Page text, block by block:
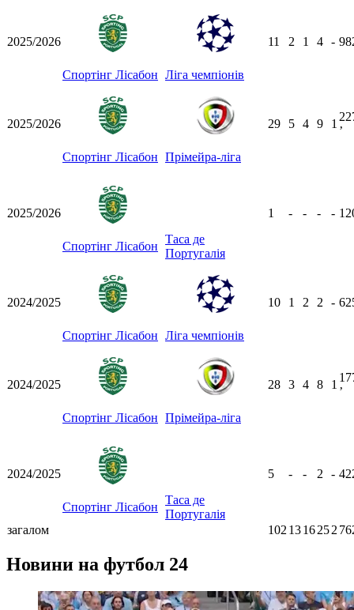
2025/2026
Спортінг Лісабон Ліга чемпіонів
11 2 1 4 -
2025/2026
Спортінг Лісабон Прімейра-ліга
29 5 4 9 1
ʼ
2025/2026
Спортінг Лісабон
Таса де
Португалія
1 - - - -
2024/2025
Спортінг Лісабон Ліга чемпіонів
10 1 2 2 -
2024/2025
Спортінг Лісабон Прімейра-ліга
28 3 4 8 1
ʼ
2024/2025
Спортінг Лісабон
Таса де
Португалія
5 - - 2 -
загалом 102 1316252
Новини на футбол 24